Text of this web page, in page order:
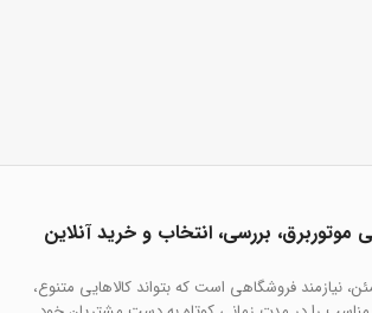
موتوربرق، بررسی، انتخاب و خرید آنلاین
نیازمند فروشگاهی است که بتواند کالاهایی متنوع،